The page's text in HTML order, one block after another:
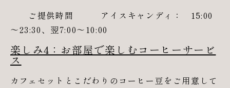
ご提供時間 アイスキャンディ： 15:00
～23:30、翌7:00～10:00
楽しみ4：お部屋で楽しむコーヒーサービ
ス
カフェセットとこだわりのコーヒー豆をご用意して